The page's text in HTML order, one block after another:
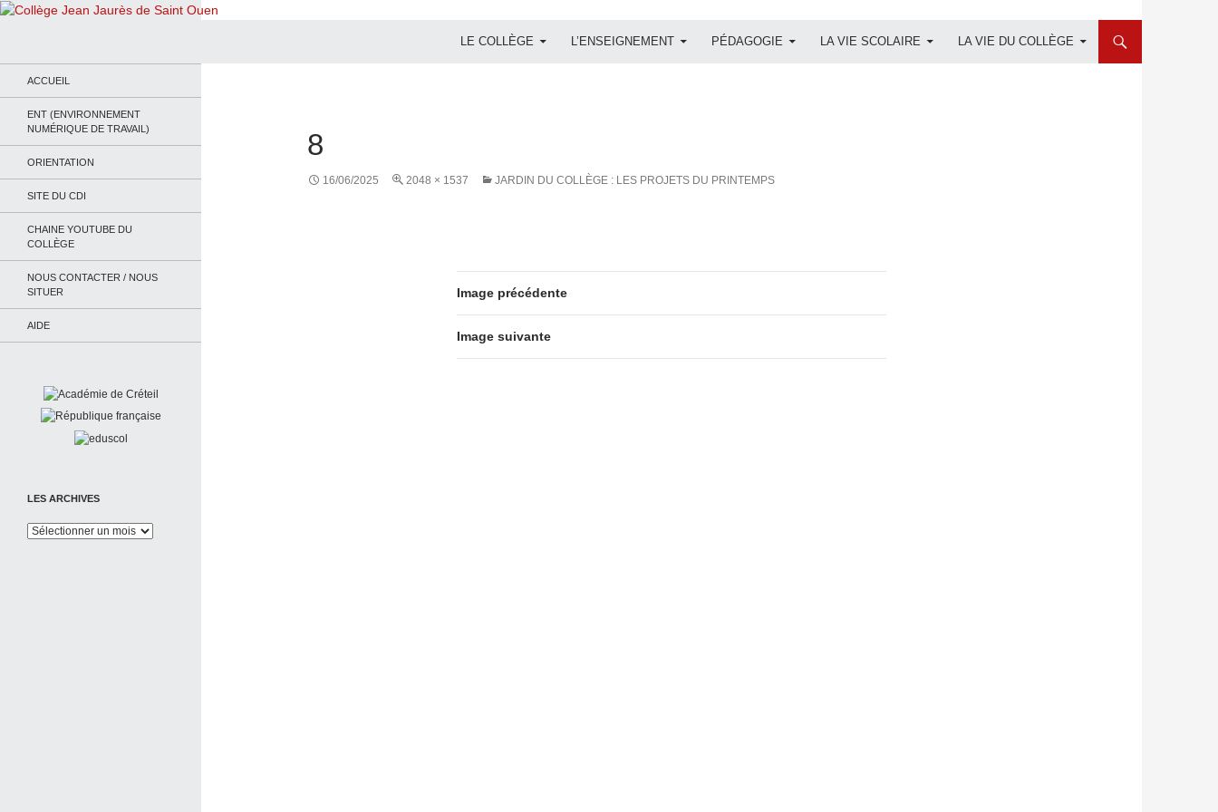
LE COLLÈGE L’ENSEIGNEMENT PÉDAGOGIE LA VIE SCOLAIRE LA VIE DU COLLÈGE
8
16/06/2025 2048 × 1537 JARDIN DU COLLÈGE : LES PROJETS DU PRINTEMPS
Image précédente
Image suivante
ACCUEIL
ENT (ENVIRONNEMENT
NUMÉRIQUE DE TRAVAIL)
ORIENTATION
SITE DU CDI
CHAINE YOUTUBE DU
COLLÈGE
NOUS CONTACTER / NOUS
SITUER
AIDE
LES ARCHIVES
Les